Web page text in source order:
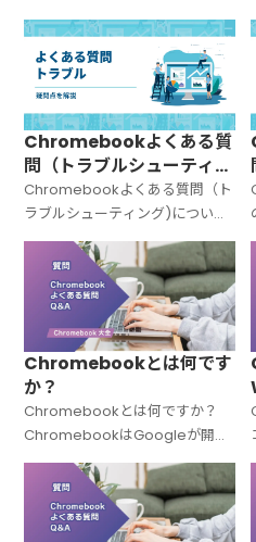
てまとめました。
Chromebookよくある質
問（トラブルシューティン
グ)
Chromebookよくある質問（ト
ラブルシューティング)について
まとめました。
Chromebookとは何です
か？
Chromebookとは何ですか？
ChromebookはGoogleが開発
した「Chrome OS（クローム
OS）」を搭載したノートパソコ
ンの総称です。Windowsでも
Macでもない